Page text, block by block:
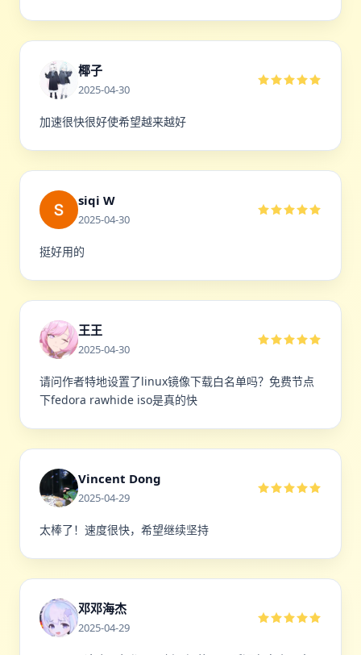
椰子
2025-04-30
加速很快很好使希望越来越好
siqi W
2025-04-30
挺好用的
王王
2025-04-30
请问作者特地设置了linux镜像下载白名单吗？免费节点
下fedora rawhide iso是真的快
Vincent Dong
2025-04-29
太棒了！速度很快，希望继续坚持
邓邓海杰
2025-04-29